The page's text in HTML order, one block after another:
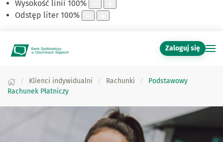
Wysokość linii 100%
Odstęp liter 100%
Zaloguj się
Klienci indywidualni Rachunki
Podstawowy
Rachunek Płatniczy